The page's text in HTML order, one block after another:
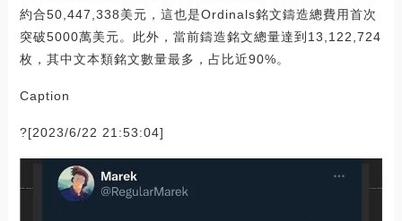
約合50,447,338美元，這也是Ordinals銘文鑄造總費用首次
突破5000萬美元。此外，當前鑄造銘文總量達到13,122,724
枚，其中文本類銘文數量最多，占比近90%。
Caption
?[2023/6/22 21:53:04]